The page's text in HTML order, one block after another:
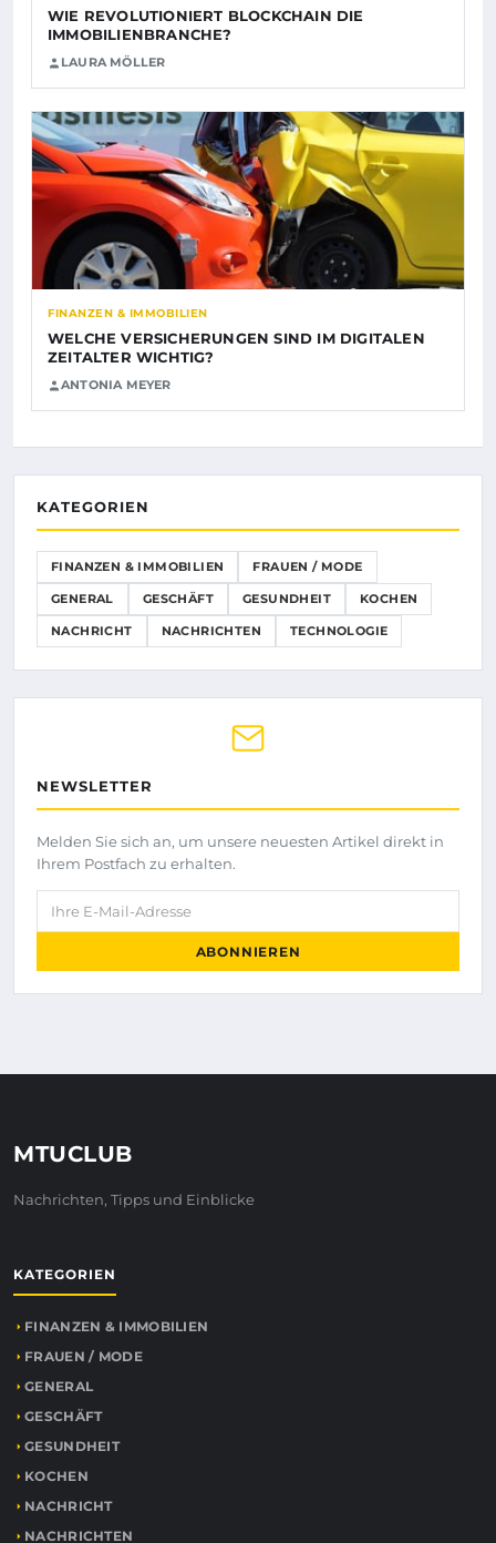
WIE REVOLUTIONIERT BLOCKCHAIN DIE
IMMOBILIENBRANCHE?
LAURA MÖLLER
FINANZEN & IMMOBILIEN
WELCHE VERSICHERUNGEN SIND IM DIGITALEN
ZEITALTER WICHTIG?
ANTONIA MEYER
KATEGORIEN
FINANZEN & IMMOBILIEN FRAUEN / MODE
GENERAL GESCHÄFT GESUNDHEIT KOCHEN
NACHRICHT NACHRICHTEN TECHNOLOGIE
NEWSLETTER
Melden Sie sich an, um unsere neuesten Artikel direkt in
Ihrem Postfach zu erhalten.
Ihre E-Mail-Adresse
ABONNIEREN
MTUCLUB
Nachrichten, Tipps und Einblicke
KATEGORIEN
FINANZEN & IMMOBILIEN
FRAUEN / MODE
GENERAL
GESCHÄFT
GESUNDHEIT
KOCHEN
NACHRICHT
NACHRICHTEN